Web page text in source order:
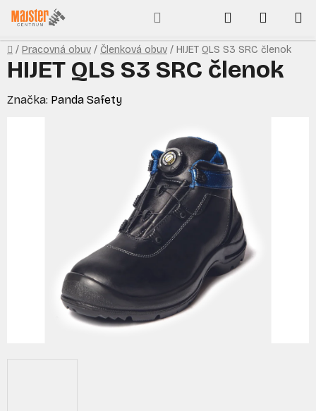
Prejsť
na
obsah
Hľadať
KOŠÍK
Domov
/ Pracovná obuv / Členková obuv / HIJET QLS S3 SRC členok
HIJET QLS S3 SRC členok
Značka: Panda Safety